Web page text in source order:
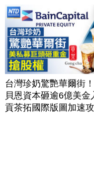
台灣珍奶驚艷華爾街
貝恩資本砸逾6億美金
貢茶拓國際版圖加速攻